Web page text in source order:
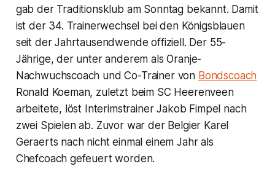
gab der Traditionsklub am Sonntag bekannt. Damit
ist der 34. Trainerwechsel bei den Königsblauen
seit der Jahrtausendwende offiziell. Der 55-
Jährige, der unter anderem als Oranje-
Nachwuchscoach und Co-Trainer von Bondscoach
Ronald Koeman, zuletzt beim SC Heerenveen
arbeitete, löst Interimstrainer Jakob Fimpel nach
zwei Spielen ab. Zuvor war der Belgier Karel
Geraerts nach nicht einmal einem Jahr als
Chefcoach gefeuert worden.